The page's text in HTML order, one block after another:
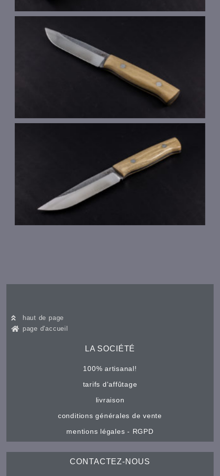
haut de page
page d'accueil
LA SOCIÉTÉ
100% artisanal!
tarifs d'affûtage
livraison
conditions générales de vente
mentions légales - RGPD
CONTACTEZ-NOUS